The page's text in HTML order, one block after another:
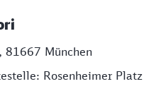
81667 München
Rosenheimer Platz